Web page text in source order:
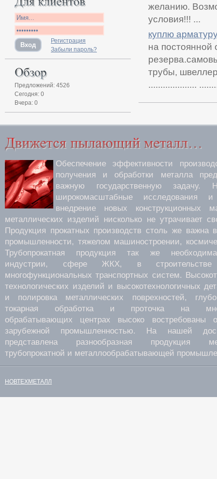
желанию.
условия!!! ...
куплю
на постоянной
трубы,
....................
Регистрация
Забыли пароль?
Предложений: 4526
Сегодня: 0
Вчера: 0
Обеспечение эффективности
получения и обработки металла
важную государственную
широкомасштабные исследования
внедрение новых конструкционных
металлических изделий нисколько не утрачивает
Продукция прокатных производств столь же важна
промышленности, тяжелом машиностроении,
Трубопрокатная продукция так же
индустрии, сфере ЖКХ, в
многофункциональных транспортных систем.
технологических изделий и высокотехнологичных
и полировка металлических поврехностей,
токарная обработка и проточка на
обрабатывающих центрах высоко востребованы
зарубежной промышленностью. На нашей
представлена разнообразная продукция
трубопрокатной и металлообрабатывающей
НОВТЕХМЕТАЛЛ